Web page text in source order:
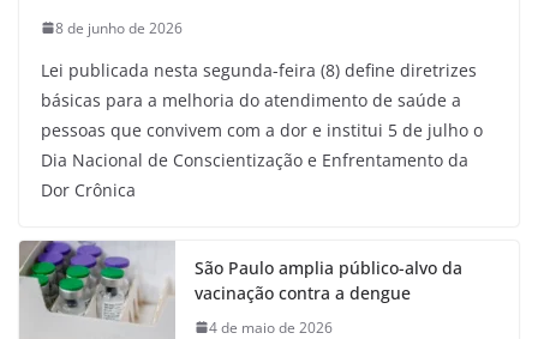
8 de junho de 2026
Lei publicada nesta segunda-feira (8) define diretrizes
básicas para a melhoria do atendimento de saúde a
pessoas que convivem com a dor e institui 5 de julho o
Dia Nacional de Conscientização e Enfrentamento da
Dor Crônica
São Paulo amplia público-alvo da
vacinação contra a dengue
4 de maio de 2026